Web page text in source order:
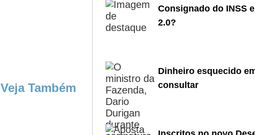
Veja Também
Consignado do INSS
2.0?
Dinheiro esquecido
consultar